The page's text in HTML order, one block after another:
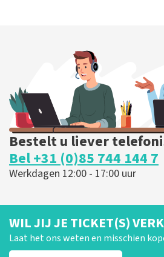
Bestelt u liever
Bel +31 (0)85 744 144 7
Werkdagen 12:00 - 17:00 uur
WIL JIJ JE TICKET(S)
Laat het ons weten en misschien